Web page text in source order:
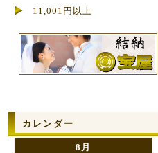
11,001円以上
カレンダー
8月